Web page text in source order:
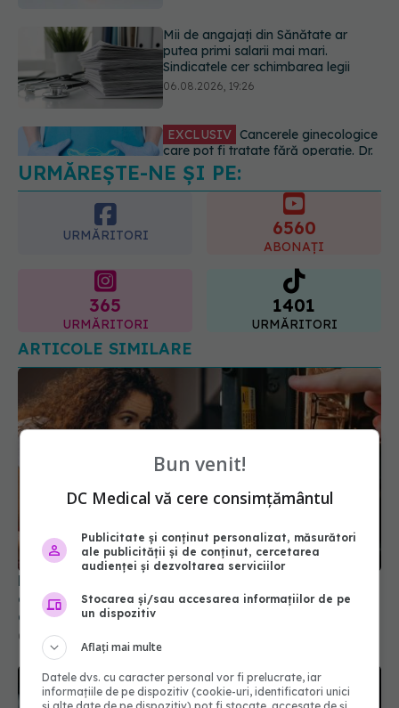
care pot fi tratate fără operație. Dr.
Sorin Bogdan (SANADOR): Chirurgia
este indicată doar punctual, pentru
anumite categorii de paciente
EXCLUSIV Brahiterapie vs
radioterapie externă în cancerul
ginecologic. Dr. Sorin Bogdan
(SANADOR) explică diferența și
cum acționează tratamentul
URMĂREȘTE-NE ȘI PE:
URMĂRITORI
ABONAȚI
URMĂRITORI
1401
URMĂRITORI
ARTICOLE SIMILARE
De ce sunt numerele 1 - 5 în cuptor? Greșeala
care îți strică mâncarea. Aplică asta și vezi
diferența!
06 ian 2026, 17:48
Bun venit!
DC Medical vă cere consimțământul
Publicitate și conținut personalizat, măsurători
ale publicității și de conținut, cercetarea
audienței și dezvoltarea serviciilor
Stocarea și/sau accesarea informațiilor de pe
un dispozitiv
Aflați mai multe
Datele dvs. cu caracter personal vor fi prelucrate, iar
informațiile de pe dispozitiv (cookie-uri, identificatori unici